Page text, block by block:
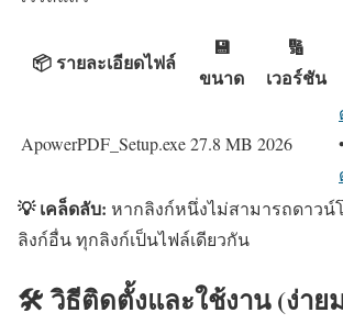
📦 รายละเอียดไฟล์
💾
ขนาด
🔢
เวอร์ชัน
ApowerPDF_Setup.exe27.8 MB 2026
•
💡 เคล็ดลับ: หากลิงก์หนึ่งไม่สามารถดาวน์
ลิงก์อื่น ทุกลิงก์เป็นไฟล์เดียวกัน
🛠️ วิธีติดตั้งและใช้งาน (ง่าย